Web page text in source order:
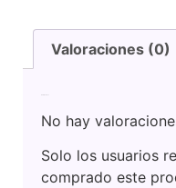
Valoraciones (0)
No hay
Solo los usuarios
comprado este